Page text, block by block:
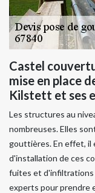
Castel
mise en place
Kilstett et ses
Les structures au
nombreuses. Elles
gouttières. En effet, il
d'installation de ces
fuites et d'infiltrations
experts pour prendre